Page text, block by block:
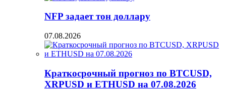
NFP задает тон доллару
07.08.2026
Краткосрочный прогноз по BTCUSD,
XRPUSD и ETHUSD на 07.08.2026